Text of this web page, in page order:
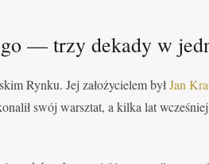
— trzy dekady w
Rynku. Jej założycielem byłJan
swój warsztat, a kilka lat